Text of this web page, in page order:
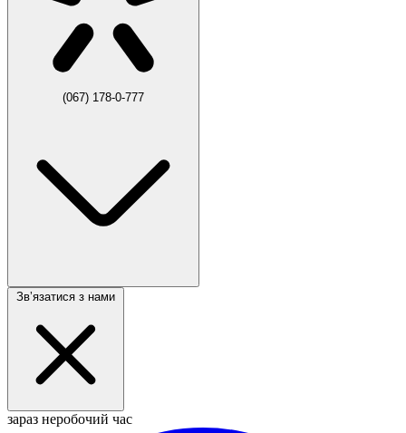
(067) 178-0-777
Звʼязатися з нами
зараз неробочий час